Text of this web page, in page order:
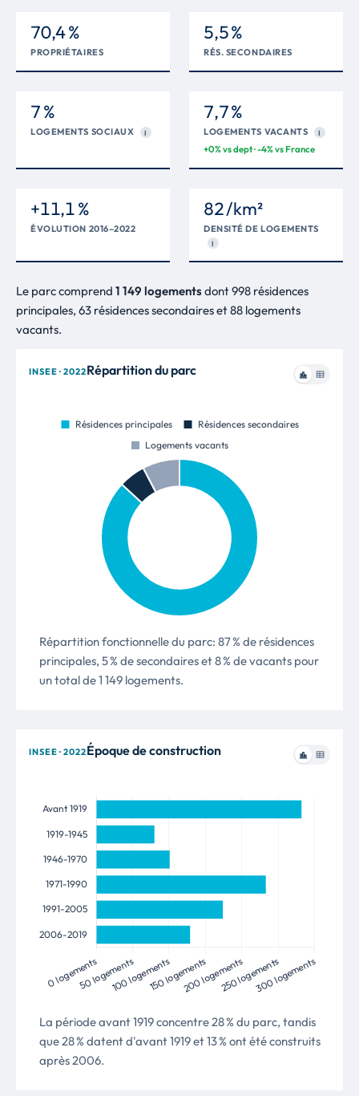
70,4 %
PROPRIÉTAIRES
5,5 %
RÉS. SECONDAIRES
7 %
LOGEMENTS SOCIAUX I
7,7 %
LOGEMENTS VACANTS I
+0% vs dept · -4% vs France
+11,1 %
ÉVOLUTION 2016–2022
82 /km²
DENSITÉ DE LOGEMENTS
I
Le parc comprend 1 149 logementsdont 998 résidences
principales, 63 résidences secondaires et 88 logements
vacants.
INSEE · 2022Répartition du parc
Répartition fonctionnelle du parc: 87 % de résidences
principales, 5 % de secondaires et 8 % de vacants pour
un total de 1 149 logements.
INSEE · 2022Époque de construction
La période avant 1919 concentre 28 % du parc, tandis
que 28 % datent d'avant 1919 et 13 % ont été construits
après 2006.